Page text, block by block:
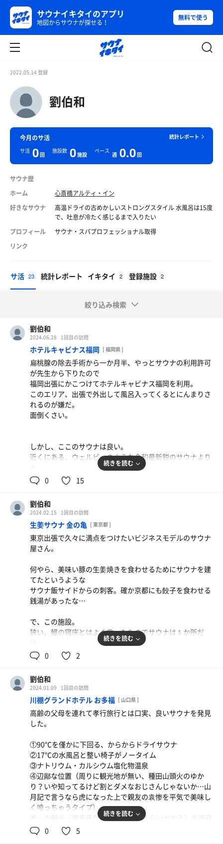
サウナイキタイのアプリ
地図からサウナが探せる！
無料で使う
2022.05.14 登録
劉伯和
統計レポート
今月のサ活
サ活 0回
施設数 0施設
ペース
週 0.0回
サウナ歴
ホーム
心斎橋アルティ・イン
好きなサウナ
高温ドライの古めかしいストロングスタイル 水風呂は15度
で、吐息が冷たく感じるまで入りたい
プロフィール
サウナ・スパプロフェッショナル取得
リンク
サ活 23 統計レポート イキタイ 2 登録施設 2
絞り込み検索
劉伯和
2024.06.28 1回目の訪問
ホテルキャビナス福岡 [ 福岡県 ]
扁桃腺の除去手術から一か月半、やっとサウナの利用許可
が先生から下りたので
福岡出張にかこつけてホテルキャビナス福岡を利用。
このエリア、出張で外出して風呂入ってくるとにんまりさ
れるのが嫌だ。
面倒くさい。
しかし、ここのサウナは良い。
近くにある、ウェルビーのような令和最新鋭のサウナより
個人的にこちらのほうが好きだ。
ドライサウナは割と熱めの96℃前後だが
水風呂も20℃前後だし、もう一つのサウナのロイヤルミス
トとやらも弱い。
でも、すっきりしやすい。
出入りが多いのに、温度湿度の設定が安定しているので、
ちょうどよい時間と我慢の目測が立てやすいのだ。
2時間に1回だけのロウリュサービスに間に合う事が出来た
のだが
今度は先程の安定ではなく、いきなり男塾が始まる。
ちゃんと熱めの設定の中、
やたらタオルを短く持って全力で振り下ろしてくる熱波
普通はタオルの端をもってバサバサと振るうくらいなのに
プ。天山やないか。
で、そんな熱波師が
「おかわりされるかた」
「おかわりされるかた」
「おかわりされるかた」さレルかた」されるカタ」ルカ
タ」サれ」去れ」
急に自動おかわりロボになる熱波師。
普通全員におかわり一回ずつなのに、全ての客が黙るまで
おかわりしてくる。
蜘蛛の子を散らすように逃げる客たち。これ知ってる…
大阪布施の湯～トピアにいる、
マキタのブロワー使って熱の暴風出しながら追いかけてく
るじじぃ（店主）だ。
続きを読む
0 15
劉伯和
2024.02.15 1回目の訪問
生姜サウナ 金の亀 [ 東京都 ]
東京出張で久々に満点をつけたいビジネスモデルのサウナ
屋さん。
何やら、美味い豚の生姜焼きを食わせるためにサウナを建
てたというような
サウナ飯サイドからの刺客。確か京都にも餃子を食わせる
銭湯があったな…
で、この施設。
狭い。鰻の寝床とはよく言ったものでサウナは１か所だ
カランも水風呂も廊下も縦一本。
階を変えてととのいスペースも縦一本。
多分立地を飲食店舗と縦に半分にぶった斬ったんだろう。
併せてやっと餃子の王将やらやよい軒が入るようなサイズ
を縦割りなのだ。当然横が狭い。
だが…これが凄い。
ハダカの触れ合い（嫌だ…）があるほどという事は動線に
れ違い廊下-サウナ 階段で整いスペース。
その、すれ違い廊下に「あると良いもの」が全部そろって
る。
これは良い。良き。
で、生姜。徹底してる。
水風呂はしっかり濁るくらい生姜だし、男性専用スペース
って基本ちょいと臭いのに生姜で消えてる。サウナは生・
焼きとそれぞれちゃんと違う香りのロウリュウ、
続きを読む
0 2
劉伯和
2024.01.09 1回目の訪問
川棚グランドホテル お多福 [ 山口県 ]
高齢の父母を連れて孝行旅行とは口実、良いサウナを発見
した。
①90℃を僅かに下回る、からからドライサウナ
②17℃の水風呂と整い椅子がノータイム
③ナトリウム・カルシウム塩化物温泉
④辺鄙な位置（周りに観光地が無い、種田山頭火のゆか
り？いや知ってるけど割とダメなおじさんじゃないか…山
月記で言うなら虎になった上で親友の袁惨を平気で美味し
く喰っちゃうタイプ）
唯一の観光（電車乗り継いでも40分くらいかかる）の唐戸
市場も平日だと漁港ランチもやってない、回転ずしだけ。
屋上の芝生で1時間くらい日向ぼっこしただけで帰った。
続きを読む
0 5